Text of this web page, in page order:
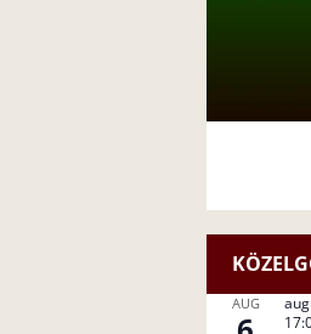
AUG